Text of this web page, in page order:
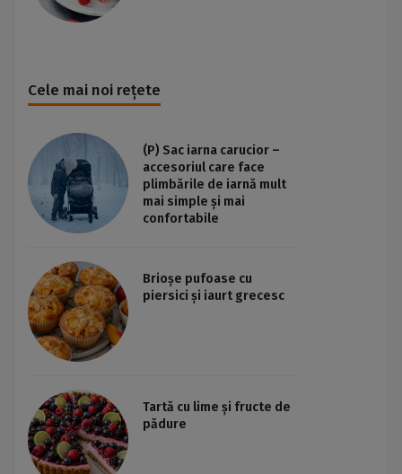
Cele mai noi rețete
(P) Sac iarna carucior –
accesoriul care face
plimbările de iarnă mult
mai simple și mai
confortabile
Brioșe pufoase cu
piersici și iaurt grecesc
Tartă cu lime și fructe de
pădure